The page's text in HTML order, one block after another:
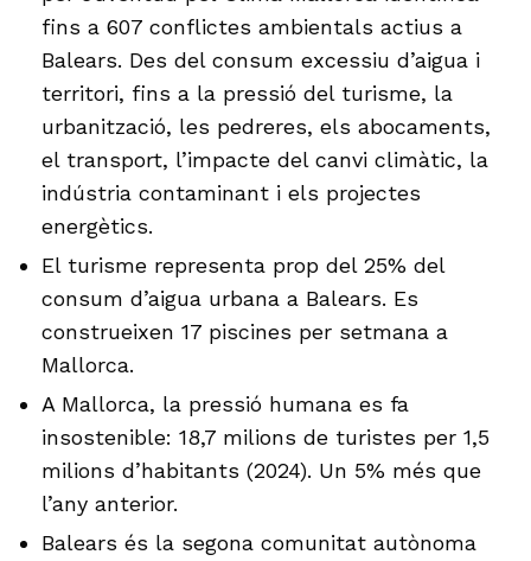
fins a 607 conflictes ambientals actius a
Balears. Des del consum excessiu d’aigua i
territori, fins a la pressió del turisme, la
urbanització, les pedreres, els abocaments,
el transport, l’impacte del canvi climàtic, la
indústria contaminant i els projectes
energètics.
El turisme representa prop del 25% del
consum d’aigua urbana a Balears. Es
construeixen 17 piscines per setmana a
Mallorca.
A Mallorca, la pressió humana es fa
insostenible: 18,7 milions de turistes per 1,5
milions d’habitants (2024). Un 5% més que
l’any anterior.
Balears és la segona comunitat autònoma